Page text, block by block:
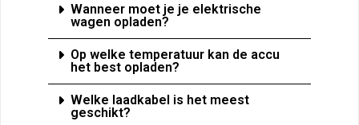
Wanneer moet je je elektrische
wagen opladen?​
Op welke temperatuur kan de accu
het best opladen?​
Welke laadkabel is het meest
geschikt?​